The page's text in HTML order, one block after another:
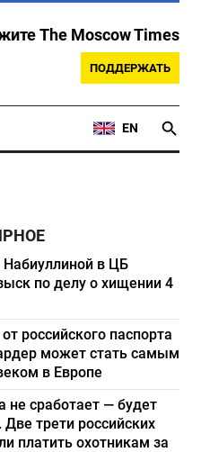
The Moscow Times
ПОДДЕРЖАТЬ
EN
в ЦБ
по делу о хищении 4
российского паспорта
может стать самым
в Европе
не сработает — будет
трети российских
платить охотникам за